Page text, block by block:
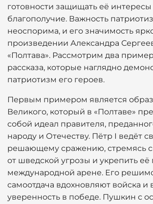
готовности защищать её интересы
благополучие. Важность
неоспорима, и его значимость
произведении Александра
«Полтава». Рассмотрим два
рассказа, которые наглядно
патриотизм его героев.
Первым примером является
Великого, который в «Полтаве»
собой идеал правителя,
народу и Отечеству. Пётр I ведёт
решающему сражению, стремясь
от шведской угрозы и укрепить
международной арене. Его
самоотдача вдохновляют войска и
уверенность в победе. Пушкин с